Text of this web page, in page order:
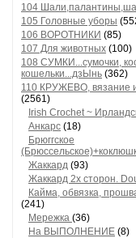
104
105 Головные уборы
106 ВОРОТНИКИ (85)
107 Для животных (100)
108 СУМКИ...сумочки,
кошельки...дзЫнь (362)
110 КРУЖЕВО, вязание
(2561)
Irish Crochet ~
Анкарс (18)
Брюггское
Жаккард (93)
Жаккард 2х сторон.
Кайма, обвязка,
(241)
Мережка (36)
На ВЫПОЛНЕНИЕ (8)